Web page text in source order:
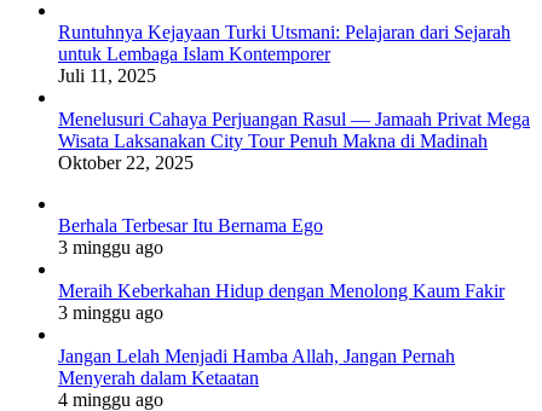
Runtuhnya Kejayaan Turki Utsmani: Pelajaran dari Sejarah
untuk Lembaga Islam Kontemporer
Juli 11, 2025
Menelusuri Cahaya Perjuangan Rasul — Jamaah Privat Mega
Wisata Laksanakan City Tour Penuh Makna di Madinah
Oktober 22, 2025
Berhala Terbesar Itu Bernama Ego
3 minggu ago
Meraih Keberkahan Hidup dengan Menolong Kaum Fakir
3 minggu ago
Jangan Lelah Menjadi Hamba Allah, Jangan Pernah
Menyerah dalam Ketaatan
4 minggu ago